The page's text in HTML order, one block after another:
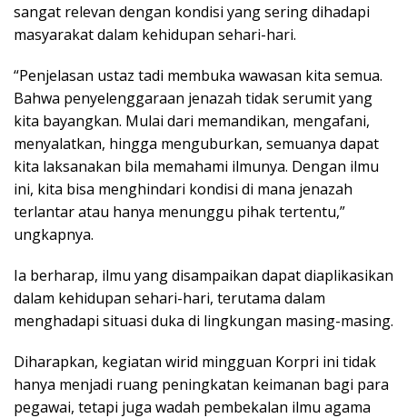
sangat relevan dengan kondisi yang sering dihadapi
masyarakat dalam kehidupan sehari-hari.
“Penjelasan ustaz tadi membuka wawasan kita semua.
Bahwa penyelenggaraan jenazah tidak serumit yang
kita bayangkan. Mulai dari memandikan, mengafani,
menyalatkan, hingga menguburkan, semuanya dapat
kita laksanakan bila memahami ilmunya. Dengan ilmu
ini, kita bisa menghindari kondisi di mana jenazah
terlantar atau hanya menunggu pihak tertentu,”
ungkapnya.
Ia berharap, ilmu yang disampaikan dapat diaplikasikan
dalam kehidupan sehari-hari, terutama dalam
menghadapi situasi duka di lingkungan masing-masing.
Diharapkan, kegiatan wirid mingguan Korpri ini tidak
hanya menjadi ruang peningkatan keimanan bagi para
pegawai, tetapi juga wadah pembekalan ilmu agama